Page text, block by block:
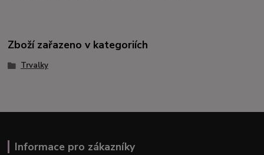
Zboží zařazeno v kategoriích
Trvalky
Informace pro zákazníky